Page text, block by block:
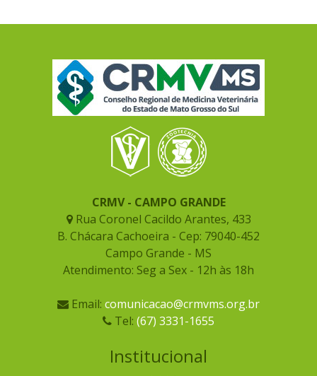
CRMV - CAMPO GRANDE
Rua Coronel Cacildo Arantes, 433
B. Chácara Cachoeira - Cep: 79040-452
Campo Grande - MS
Atendimento: Seg a Sex - 12h às 18h
Email: comunicacao@crmvms.org.br
Tel: (67) 3331-1655
Institucional